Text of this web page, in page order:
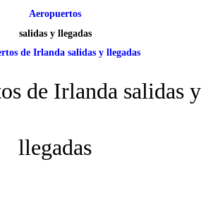
Aeropuertos
salidas y llegadas
de Irlanda salidas y llegadas
de Irlanda salidas y
llegadas